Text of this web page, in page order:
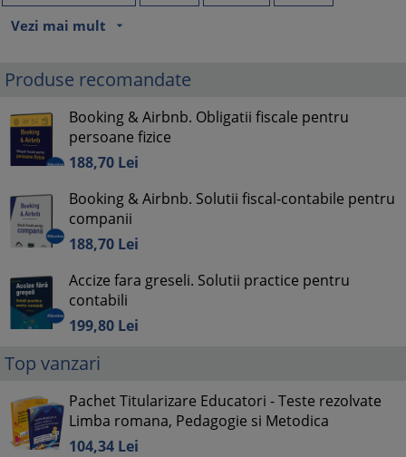
Vezi mai mult
arrow_drop_down
Produse recomandate
Booking & Airbnb. Obligatii fiscale pentru
persoane fizice
188,70 Lei
Booking & Airbnb. Solutii fiscal-contabile pentru
companii
188,70 Lei
Accize fara greseli. Solutii practice pentru
contabili
199,80 Lei
Top vanzari
Pachet Titularizare Educatori - Teste rezolvate
Limba romana, Pedagogie si Metodica
104,34 Lei